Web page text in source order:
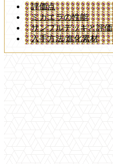
評価点
ミカエラの性能
サンプルデッキと評価
入手方法/進化素材